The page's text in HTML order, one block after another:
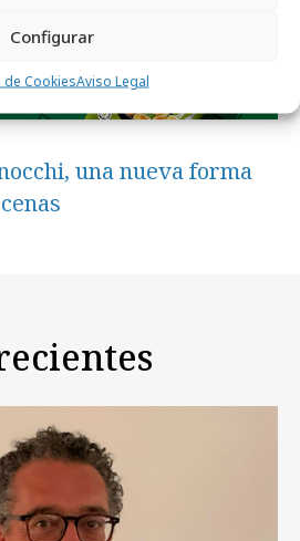
Configurar
de CookiesAviso Legal
una nueva forma